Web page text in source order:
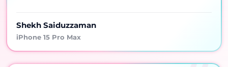
Shekh Saiduzzaman
iPhone 15 Pro Max